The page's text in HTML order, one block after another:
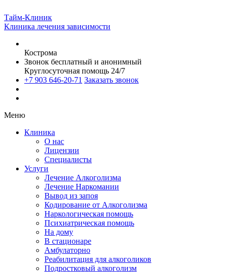
Тайм-Клиник
Клиника лечения зависимости
Кострома
Звонок бесплатный и анонимный
Круглосуточная помощь 24/7
+7 903 646-20-71 Заказать звонок
Меню
Клиника
О нас
Лицензии
Специалисты
Услуги
Лечение Алкоголизма
Лечение Наркомании
Вывод из запоя
Кодирование от Алкоголизма
Наркологическая помощь
Психиатрическая помощь
На дому
В стационаре
Амбулаторно
Реабилитация для алкоголиков
Подростковый алкоголизм